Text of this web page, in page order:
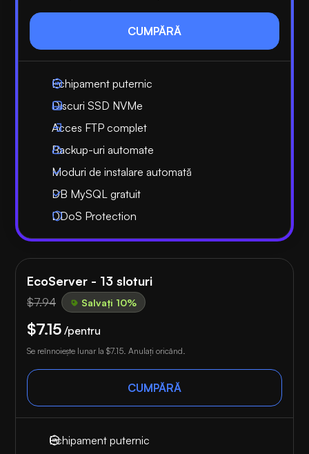
CUMPĂRĂ
Echipament puternic
Discuri SSD NVMe
Acces FTP complet
Backup-uri automate
Moduri de instalare automată
DB MySQL gratuit
DDoS Protection
EcoServer - 13 sloturi
$7.94 Salvați 10%
$7.15 /pentru
Se reînnoiește lunar la $7.15 . Anulați oricând.
CUMPĂRĂ
Echipament puternic